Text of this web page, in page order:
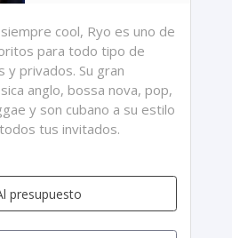
cool, Ryo es uno de
para todo tipo de
privados. Su gran
anglo, bossa nova, pop,
y son cubano a su estilo
tus invitados.
presupuesto